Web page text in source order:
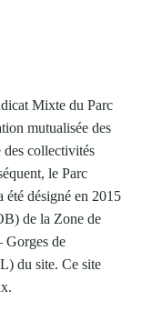
Mixte du Parc
mutualisée des
des collectivités
le Parc
été désigné en 2015
de la Zone de
Gorges de
du site. Ce site